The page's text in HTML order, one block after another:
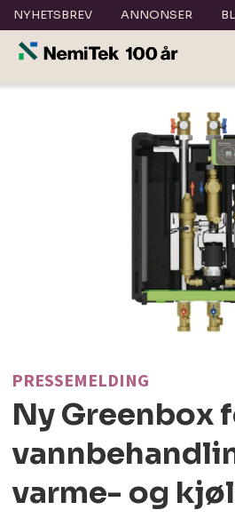
NYHETSBREV ANNONSER
PRESSEMELDING
Ny Greenbox
varme- og